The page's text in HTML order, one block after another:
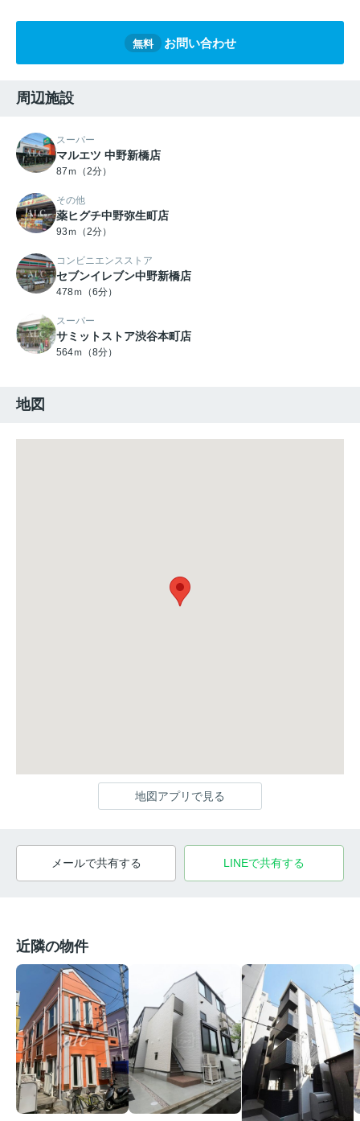
無料 お問い合わせ
周辺施設
スーパー
マルエツ 中野新橋店
87ｍ（2分）
その他
薬ヒグチ中野弥生町店
93ｍ（2分）
コンビニエンスストア
セブンイレブン中野新橋店
478ｍ（6分）
スーパー
サミットストア渋谷本町店
564ｍ（8分）
地図
地図アプリで見る
メールで共有する LINEで共有する
近隣の物件